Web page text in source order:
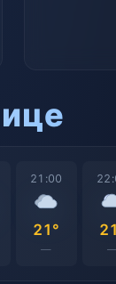
21:00
21°
—